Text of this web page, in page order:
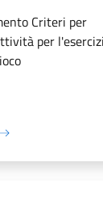
Criteri per
per